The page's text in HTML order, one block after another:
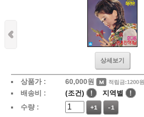
상세보기
상품가 : 60,000원 적립금:1200원
배송비 : (조건) ! 지역별
!
수량 :
+1 -1